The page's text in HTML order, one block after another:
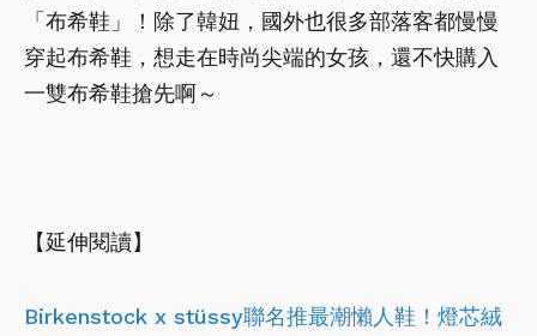
「布希鞋」！除了韓妞，國外也很多部落客都慢慢
穿起布希鞋，想走在時尚尖端的女孩，還不快購入
一雙布希鞋搶先啊～
【延伸閱讀】
Birkenstock x stüssy聯名推最潮懶人鞋！燈芯絨